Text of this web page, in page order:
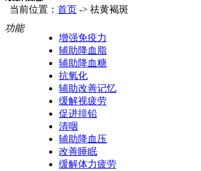
当前位置： 首页 -> 祛黄褐斑
功能
增强免疫力
辅助降血脂
辅助降血糖
抗氧化
辅助改善记忆
缓解视疲劳
促进排铅
清咽
辅助降血压
改善睡眠
缓解体力疲劳